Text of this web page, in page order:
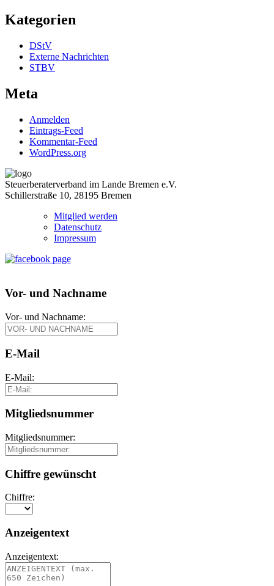
Kategorien
DStV
Externe Nachrichten
STBV
Meta
Anmelden
Eintrags-Feed
Kommentar-Feed
WordPress.org
Steuerberaterverband im Lande Bremen e.V.
Schillerstraße 10, 28195 Bremen
Mitglied werden
Datenschutz
Impressum
Vor- und Nachname
Vor- und Nachname:
E-Mail
E-Mail:
Mitgliedsnummer
Mitgliedsnummer:
Chiffre gewünscht
Chiffre:
Anzeigentext
Anzeigentext: